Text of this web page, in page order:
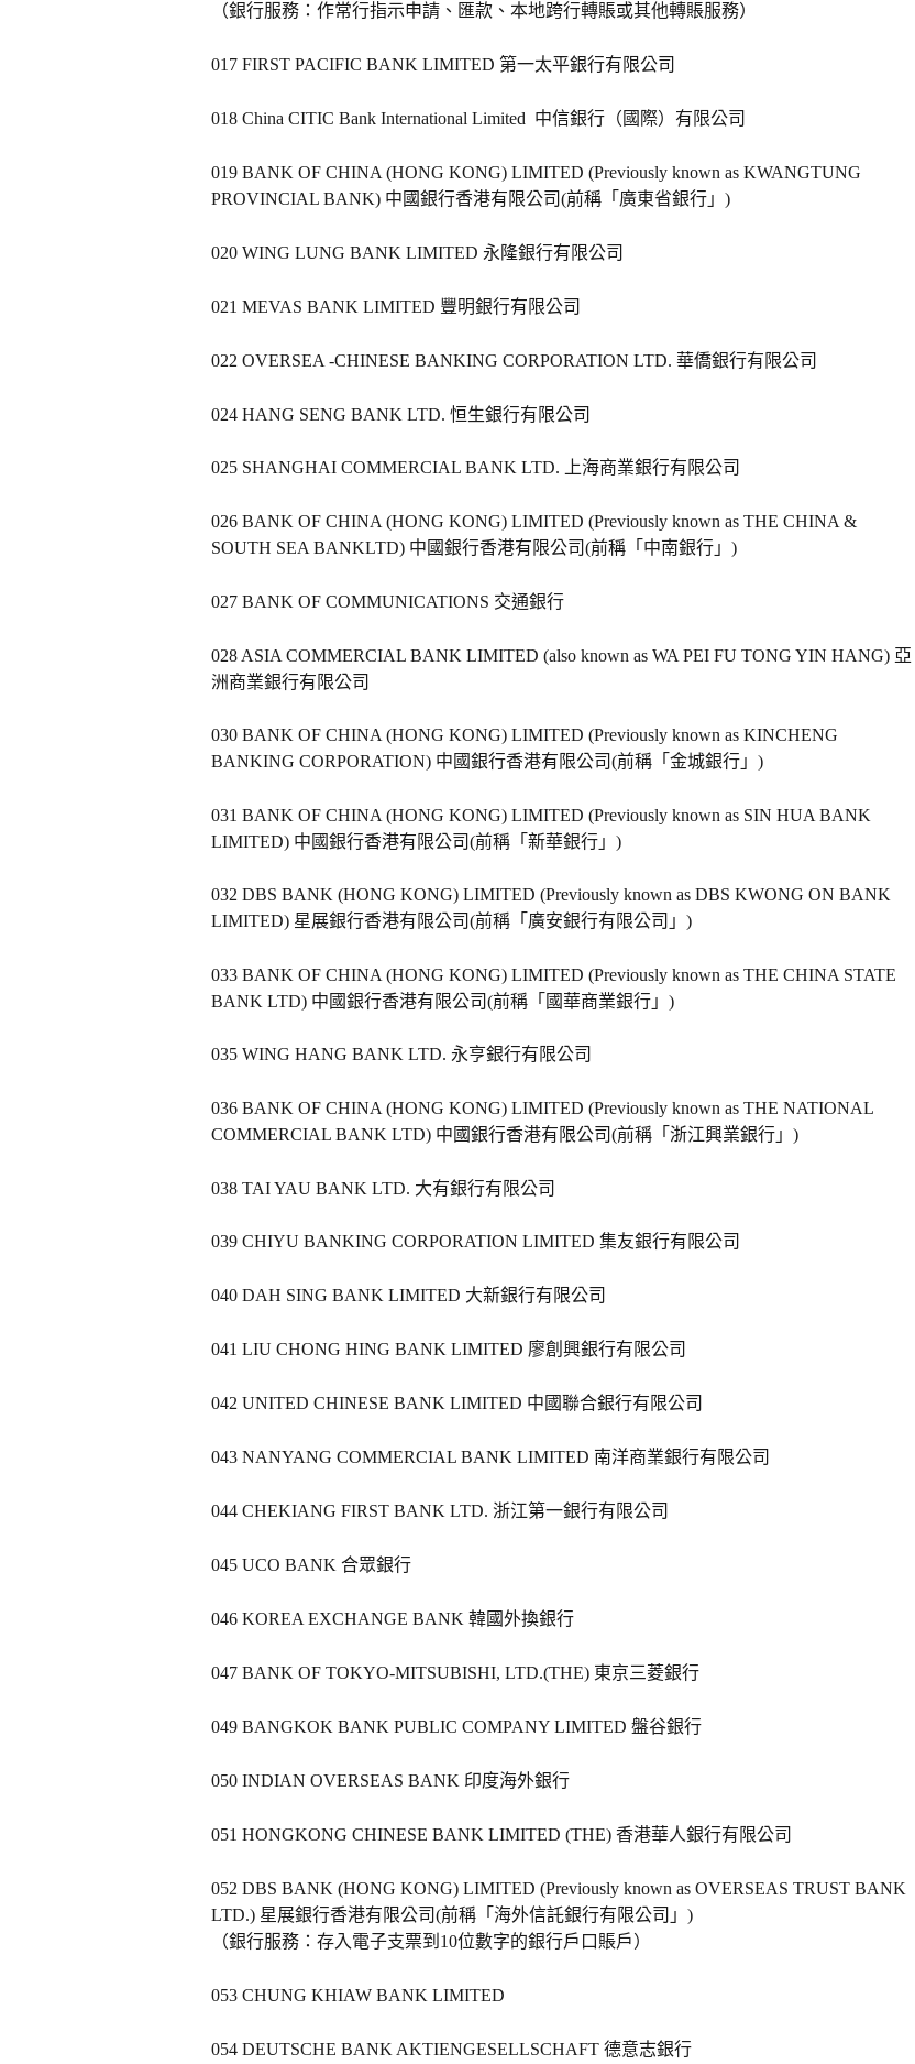
（銀行服務：作常行指示申請、匯款、本地跨行轉賬或其他轉賬服務）
017 FIRST PACIFIC BANK LIMITED 第一太平銀行有限公司
018 China CITIC Bank International Limited  中信銀行（國際）有限公司
019 BANK OF CHINA (HONG KONG) LIMITED (Previously known as KWANGTUNG
PROVINCIAL BANK) 中國銀行香港有限公司(前稱「廣東省銀行」)
020 WING LUNG BANK LIMITED 永隆銀行有限公司
021 MEVAS BANK LIMITED 豐明銀行有限公司
022 OVERSEA -CHINESE BANKING CORPORATION LTD. 華僑銀行有限公司
024 HANG SENG BANK LTD. 恒生銀行有限公司
025 SHANGHAI COMMERCIAL BANK LTD. 上海商業銀行有限公司
026 BANK OF CHINA (HONG KONG) LIMITED (Previously known as THE CHINA &
SOUTH SEA BANKLTD) 中國銀行香港有限公司(前稱「中南銀行」)
027 BANK OF COMMUNICATIONS 交通銀行
028 ASIA COMMERCIAL BANK LIMITED (also known as WA PEI FU TONG YIN HANG) 亞
洲商業銀行有限公司
030 BANK OF CHINA (HONG KONG) LIMITED (Previously known as KINCHENG
BANKING CORPORATION) 中國銀行香港有限公司(前稱「金城銀行」)
031 BANK OF CHINA (HONG KONG) LIMITED (Previously known as SIN HUA BANK
LIMITED) 中國銀行香港有限公司(前稱「新華銀行」)
032 DBS BANK (HONG KONG) LIMITED (Previously known as DBS KWONG ON BANK
LIMITED) 星展銀行香港有限公司(前稱「廣安銀行有限公司」)
033 BANK OF CHINA (HONG KONG) LIMITED (Previously known as THE CHINA STATE
BANK LTD) 中國銀行香港有限公司(前稱「國華商業銀行」)
035 WING HANG BANK LTD. 永亨銀行有限公司
036 BANK OF CHINA (HONG KONG) LIMITED (Previously known as THE NATIONAL
COMMERCIAL BANK LTD) 中國銀行香港有限公司(前稱「浙江興業銀行」)
038 TAI YAU BANK LTD. 大有銀行有限公司
039 CHIYU BANKING CORPORATION LIMITED 集友銀行有限公司
040 DAH SING BANK LIMITED 大新銀行有限公司
041 LIU CHONG HING BANK LIMITED 廖創興銀行有限公司
042 UNITED CHINESE BANK LIMITED 中國聯合銀行有限公司
043 NANYANG COMMERCIAL BANK LIMITED 南洋商業銀行有限公司
044 CHEKIANG FIRST BANK LTD. 浙江第一銀行有限公司
045 UCO BANK 合眾銀行
046 KOREA EXCHANGE BANK 韓國外換銀行
047 BANK OF TOKYO-MITSUBISHI, LTD.(THE) 東京三菱銀行
049 BANGKOK BANK PUBLIC COMPANY LIMITED 盤谷銀行
050 INDIAN OVERSEAS BANK 印度海外銀行
051 HONGKONG CHINESE BANK LIMITED (THE) 香港華人銀行有限公司
052 DBS BANK (HONG KONG) LIMITED (Previously known as OVERSEAS TRUST BANK
LTD.) 星展銀行香港有限公司(前稱「海外信託銀行有限公司」)
（銀行服務：存入電子支票到10位數字的銀行戶口賬戶）
053 CHUNG KHIAW BANK LIMITED
054 DEUTSCHE BANK AKTIENGESELLSCHAFT 德意志銀行